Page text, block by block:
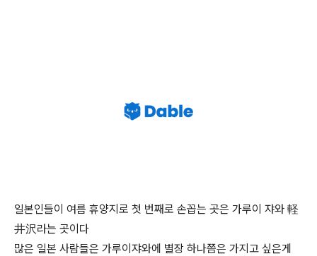
일본인들이 여름 휴양지로 첫 번째로 손꼽는 곳은 가루이 쟈와 軽
井沢라는 곳이다
많은 일본 사람들은 가루이쟈와에 별장 하나쯤은 가지고 싶은게